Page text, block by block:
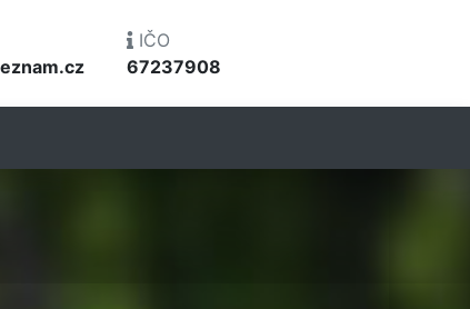
IČO
67237908